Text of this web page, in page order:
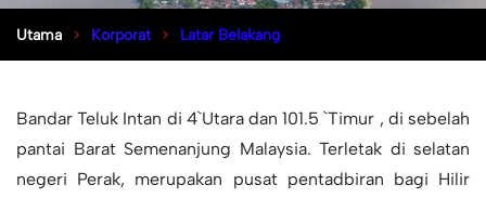
Utama Korporat Latar Belakang
Bandar Teluk Intan di 4`Utara dan 101.5 `Timur , di sebelah
pantai Barat Semenanjung Malaysia. Terletak di selatan
negeri Perak, merupakan pusat pentadbiran bagi Hilir